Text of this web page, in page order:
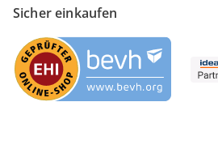
Sicher einkaufen